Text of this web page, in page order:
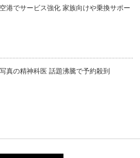
港でサービス強化 家族向けや乗換サポー
真の精神科医 話題沸騰で予約殺到